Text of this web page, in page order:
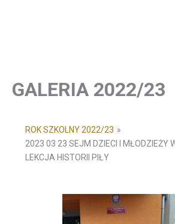
GALERIA 2022/23
ROK SZKOLNY 2022/23 »
2023 03 23 SEJM DZIECI I MŁODZIEŻY
LEKCJA HISTORII PIŁY